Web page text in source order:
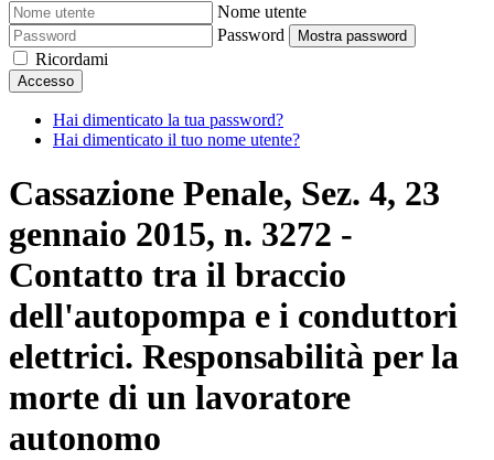
Nome utente
Password
Mostra password
Ricordami
Accesso
Hai dimenticato la tua password?
Hai dimenticato il tuo nome utente?
Cassazione Penale, Sez. 4, 23
gennaio 2015, n. 3272 -
Contatto tra il braccio
dell'autopompa e i conduttori
elettrici. Responsabilità per la
morte di un lavoratore
autonomo